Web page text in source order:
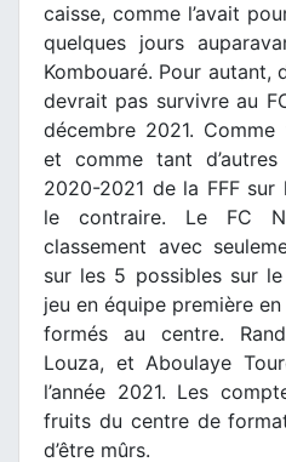
caisse, comme l’avait
quelques jours
Kombouaré. Pour autant,
devrait pas survivre au
décembre 2021.
et comme tant
2020-2021 de la FFF
le contraire. Le FC
classement avec
sur les 5 possibles sur
jeu en équipe première
formés au centre.
Louza, et Aboulaye
l’année 2021. Les
fruits du centre de
d’être mûrs.